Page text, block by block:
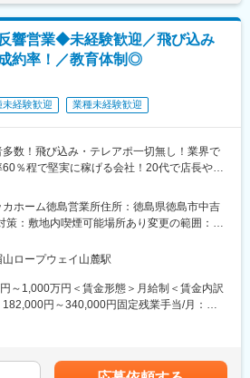
ます。
挑戦することができる方＞
く、何をどのようにすれば「より良く」な
を常に持ち、
ティで、勇気を持って能力向上や改善に向け
力のある方を求めています。
、建築設備の設計・施工に取り組んできまし
信や環境関連、PFIといった分野にも事業領
する総合設備企業へ成長するとともに、首
極的に進出しています。
な仕事をすることに使命感と誇りを持てる
て、顧客に満足してもらい、ひいては社会
うプロとしての使命感と誇りを持ち、そのた
鍛錬し、さらなる自己成長へとつなげられる
ようにすれば「より良く」なるのかという問
い情熱とバイタリティで、勇気を持って能
てチャレンジする行動力のある方を求めてい
定める業務
響営業◆未経験歓迎／飛び込み
約率！／教育体制◎
未経験歓迎 業種未経験歓迎
多数！飛び込み・テレアポ一切無し！業界で
％程で堅実に稼げる会社！20代で店長や年
／
帯販売店のスタッフ、ウェディングスタッ
問に対し誠実に対応する経験を活かせま
に反映させ高収入を得たい方
カホーム徳島営業所住所：徳島県徳島市中吉
策：敷地内喫煙可能場所あり変更の範囲：会
ロープウェイ山麓駅
～1,000万円＜賃金形態＞月給制＜賃金内訳
円～340,000円固定残業手当/月：
考慮の上、決定します。■昇給：年1回（4